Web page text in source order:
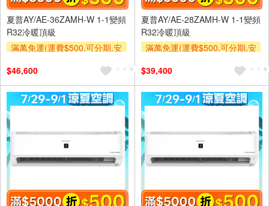
夏普AY/AE-36ZAMH-W 1-1變頻
R32冷暖頂級
滿萬免運(運費$500,可分期,安
及使用6期以上分期0利率,需付
基本安裝運費)
滿額折$500
滿額贈券
$46,600
夏普AY/AE-28ZAMH-W 1-1變頻
R32冷暖頂級
滿萬免運(運費$500,可分期,安
及使用6期以上分期0利率,需付
基本安裝運費)
滿額折$500
滿額贈券
$39,400